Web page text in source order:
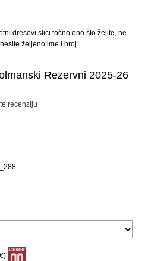
dresovi slici točno ono što želite, ne
željeno ime i broj.
Rezervni 2025-26
recenziju